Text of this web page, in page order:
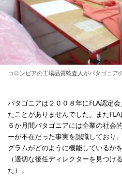
コロンビアの工場品質監査人がパタゴニア
パタゴニアは２００８年にFLA認定
たことがありませんでした。また
６か月間パタゴニアには企業の社会
ーが不在だった事実を認識しており
グラムがどのように機能しているか
（適切な後任ディレクターを見つけ
た）。